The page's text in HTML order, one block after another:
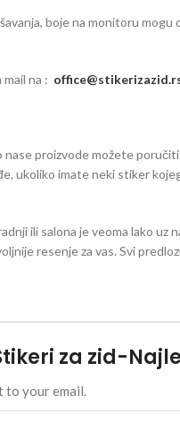
boje na monitoru
na :
proizvode možete
ukoliko imate neki stiker
ili salona je veoma lako uz
resenje za vas. Svi
za zid-
your email.